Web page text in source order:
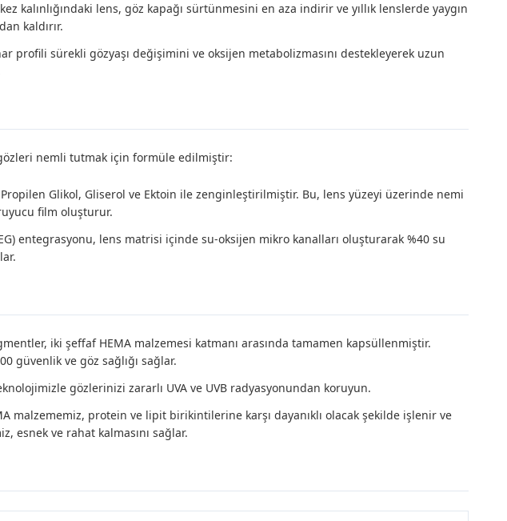
kalınlığındaki lens, göz kapağı sürtünmesini en aza indirir ve yıllık lenslerde yaygın
kaldırır.
profili sürekli gözyaşı değişimini ve oksijen metabolizmasını destekleyerek uzun
nemli tutmak için formüle edilmiştir:
Glikol, Gliserol ve Ektoin ile zenginleştirilmiştir. Bu, lens yüzeyi üzerinde nemi
film oluşturur.
entegrasyonu, lens matrisi içinde su-oksijen mikro kanalları oluşturarak %40 su
iki şeffaf HEMA malzemesi katmanı arasında tamamen kapsüllenmiştir.
güvenlik ve göz sağlığı sağlar.
gözlerinizi zararlı UVA ve UVB radyasyonundan koruyun.
malzememiz, protein ve lipit birikintilerine karşı dayanıklı olacak şekilde işlenir ve
esnek ve rahat kalmasını sağlar.